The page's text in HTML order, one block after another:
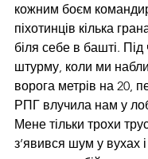
кожним боєм
піхотинців кілька
біля себе в башті. Під
штурму, коли ми
ворога метрів на 20,
РПГ влучила нам у
Мене тільки трохи
з’явився шум у вухах